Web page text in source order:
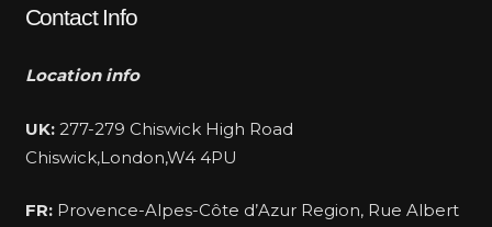
Contact Info
Location info
UK:277-279 Chiswick High Road
Chiswick,London,W4 4PU
FR:Provence-Alpes-Côte d’Azur Region, Rue Albert